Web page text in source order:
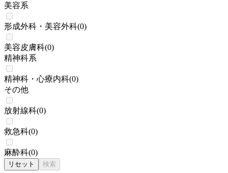
美容系
形成外科・美容外科(0)
美容皮膚科(0)
精神科系
精神科・心療内科(0)
その他
放射線科(0)
救急科(0)
麻酔科(0)
リセット 検索